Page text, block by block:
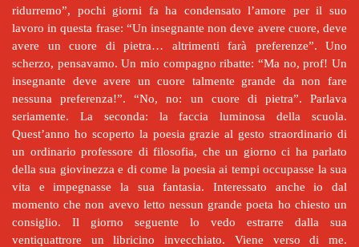
ridurremo”, pochi giorni fa ha condensato l’amore per il suo
lavoro in questa frase: “Un insegnante non deve avere cuore, deve
avere un cuore di pietra… altrimenti farà preferenze”. Uno
scherzo, pensavamo. Un mio compagno ribatte: “Ma no, prof! Un
insegnante deve avere un cuore talmente grande da non fare
nessuna preferenza!”. “No, no: un cuore di pietra”. Parlava
seriamente. La seconda: la faccia luminosa della scuola.
Quest’anno ho scoperto la poesia grazie al gesto straordinario di
un ordinario professore di filosofia, che un giorno ci ha parlato
della sua giovinezza e di come la poesia ai tempi occupasse la sua
vita e impegnasse la sua fantasia. Interessato anche io dal
momento che non avevo letto nessun grande poeta ho chiesto un
consiglio. Il giorno seguente lo vedo estrarre dalla sua
ventiquattrore un libricino invecchiato. Viene verso di me.